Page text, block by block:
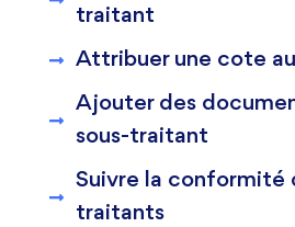
traitant
Attribuer une cote
Ajouter des
sous-traitant
Suivre la conformité
traitants